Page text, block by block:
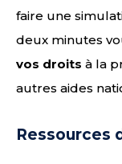
faire une
deux minutes
vos droits à la
autres aides
Ressources